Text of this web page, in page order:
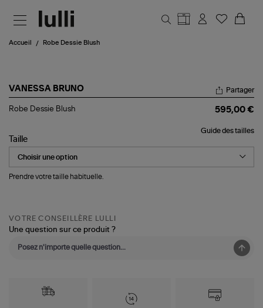
Accueil Robe Dessie Blush
VANESSA BRUNO
Robe
Partager
Robe Dessie Blush 595,00 €
Guide des tailles
Taille
Prendre votre taille habituelle.
VOTRE CONSEILLÈRE LULLI
Une question sur ce produit ?